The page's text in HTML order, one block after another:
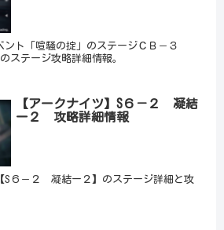
ント「喧騒の掟」のステージＣＢ－３
ステージ攻略詳細情報。
【アークナイツ】S６－２ 凝結
ー２ 攻略詳細情報
S６－２ 凝結ー２】のステージ詳細と攻